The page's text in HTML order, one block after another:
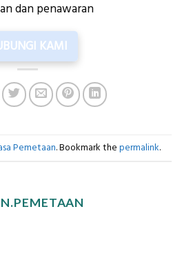
dan penawaran
KAMI
Pemetaan. Bookmark the permalink.